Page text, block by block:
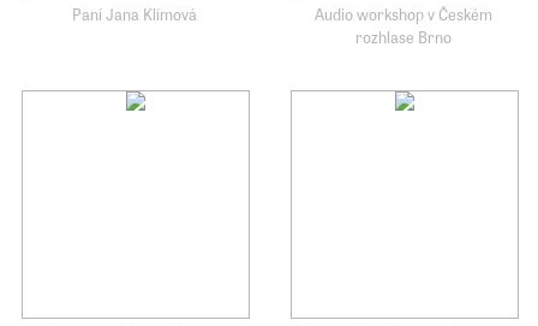
Paní Jana Klímová
Audio workshop v Českém
rozhlase Brno